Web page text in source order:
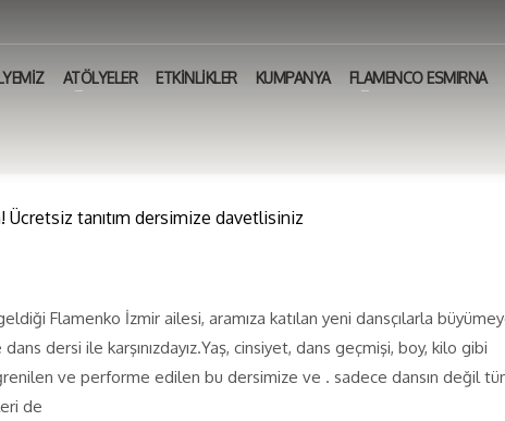
ATÖLYELER ETKİNLİKLER KUMPANYA FLAMENCO ESMIRNA
Ücretsiz tanıtım dersimize davetlisiniz
Flamenko İzmir ailesi, aramıza katılan yeni dansçılarla
dersi ile karşınızdayız.Yaş, cinsiyet, dans geçmişi, boy, kilo gibi
ve performe edilen bu dersimize ve . sadece dansın değil
de